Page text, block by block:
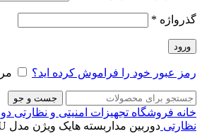
گذرواژه *
ورود
رمز عبور خود را فراموش کرده اید؟
جست و جو
خانه فروشگاه تجهیزات امنیتی و نظارتی
نظارتی دوربین مداربسته هایک ویژن مدل DS-2CD2047G2-LU